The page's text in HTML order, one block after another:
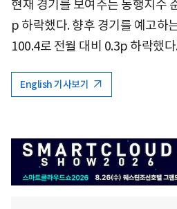
현재 경기를 보여주는 동행지수
p 하락했다. 향후 경기를 예고하
100.4로 전월 대비 0.3p 하락했
English 기사보기